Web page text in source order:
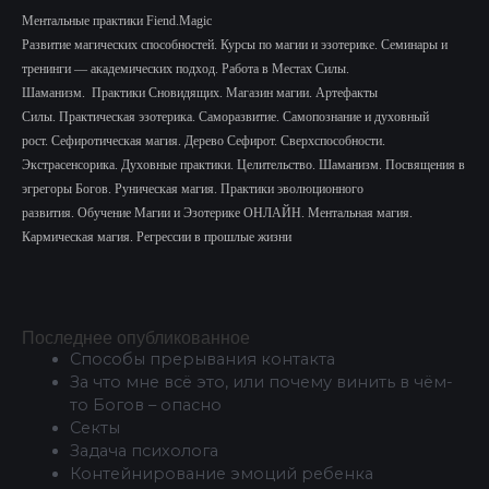
Ментальные практики Fiend.Magic
Развитие магических способностей. Курсы по магии и эзотерике. Семинары и
тренинги — академических подход. Работа в Местах Силы.
Шаманизм. Практики Сновидящих. Магазин магии. Артефакты
Силы. Практическая эзотерика. Саморазвитие. Самопознание и духовный
рост. Сефиротическая магия. Дерево Сефирот. Сверхспособности.
Экстрасенсорика. Духовные практики. Целительство. Шаманизм. Посвящения в
эгрегоры Богов. Руническая магия. Практики эволюционного
развития. Обучение Магии и Эзотерике ОНЛАЙН. Ментальная магия.
Кармическая магия. Регрессии в прошлые жизни
Последнее опубликованное
Способы прерывания контакта
За что мне всё это, или почему винить в чём-
то Богов – опасно
Секты
Задача психолога
Контейнирование эмоций ребенка